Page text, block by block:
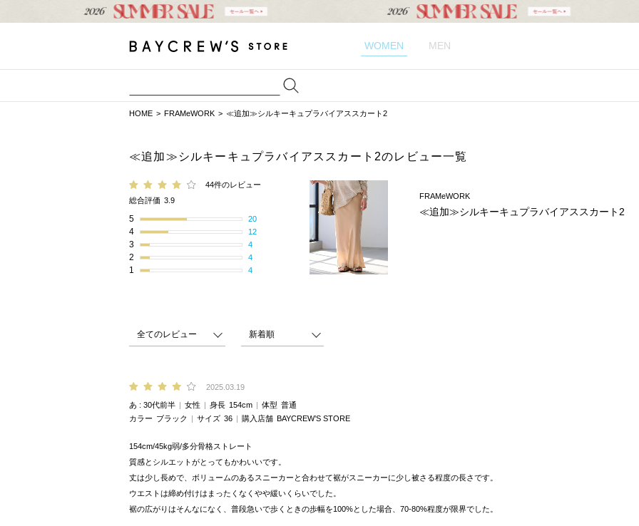
WOMEN MEN
HOME FRAMeWORK ≪追加≫シルキーキュプラバイアススカート2
≪追加≫シルキーキュプラバイアススカート2のレビュー一覧
44件のレビュー
総合評価 3.9
5 20
4 12
3 4
2 4
1 4
FRAMeWORK
≪追加≫シルキーキュプラバイアススカート2
2025.03.19
あ 30代前半 女性 身長 154cm 体型 普通
カラー ブラック サイズ 36 購入店舗 BAYCREW’S STORE
154cm/45kg弱/多分骨格ストレート
質感とシルエットがとってもかわいいです。
丈は少し長めで、ボリュームのあるスニーカーと合わせて裾がスニーカーに少し被さる程度の長さです。
ウエストは締め付けはまったくなくやや緩いくらいでした。
裾の広がりはそんなになく、普段急いで歩くときの歩幅を100%とした場合、70-80%程度が限界でした。